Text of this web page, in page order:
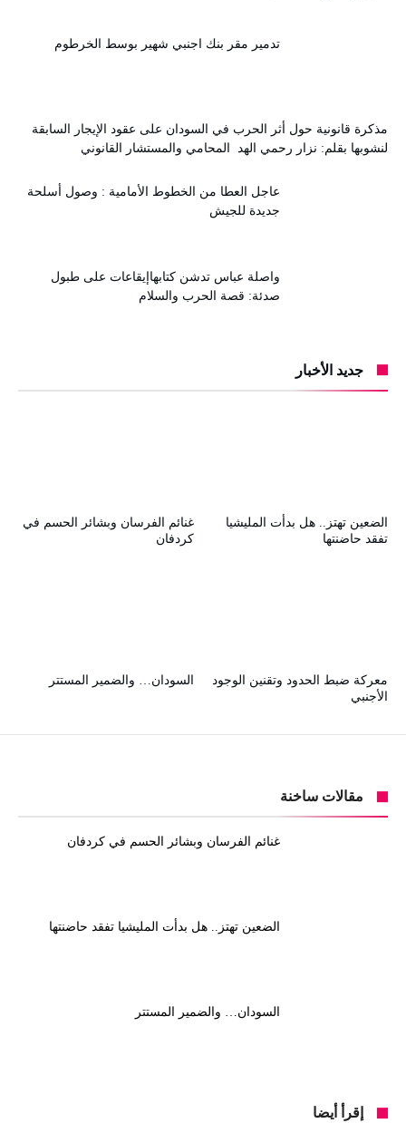
تدمير مقر بنك اجنبي شهير بوسط الخرطوم
مذكرة قانونية حول أثر الحرب في السودان على عقود الإيجار السابقة
لنشوبها بقلم: نزار رحمي الهد المحامي والمستشار القانوني
عاجل العطا من الخطوط الأمامية : وصول أسلحة
جديدة للجيش
واصلة عباس تدشن كتابهاإيقاعات على طبول
صدئة: قصة الحرب والسلام
جديد الأخبار
غنائم الفرسان وبشائر الحسم في
كردفان
الضعين تهتز.. هل بدأت المليشيا
تفقد حاضنتها
السودان… والضمير المستتر
معركة ضبط الحدود وتقنين الوجود
الأجنبي
مقالات ساخنة
غنائم الفرسان وبشائر الحسم في كردفان
الضعين تهتز.. هل بدأت المليشيا تفقد حاضنتها
السودان… والضمير المستتر
إقرأ أيضا